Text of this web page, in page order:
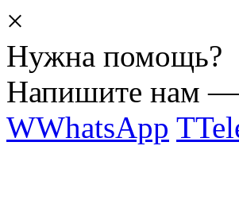
×
Нужна помощь?
Напишите нам —
WWhatsApp T